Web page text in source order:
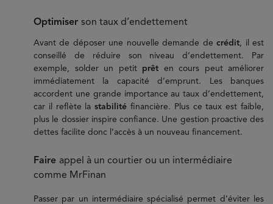
Optimiser son taux d’endettement
Avant de déposer une nouvelle demande decrédit, il est
conseillé de réduire son niveau d’endettement. Par
exemple, solder un petit prêt en cours peut améliorer
immédiatement la capacité d’emprunt. Les banques
accordent une grande importance au taux d’endettement,
car il reflète lastabilitéfinancière. Plus ce taux est faible,
plus le dossier inspire confiance. Une gestion proactive des
dettes facilite donc l’accès à un nouveau financement.
Faire appel à un courtier ou un intermédiaire
comme MrFinan
Passer par un intermédiaire spécialisé permet d’éviter les